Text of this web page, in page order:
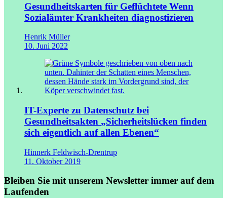
Gesundheitskarten für Geflüchtete Wenn
Sozialämter Krankheiten diagnostizieren
Henrik Müller
10. Juni 2022
IT-Experte zu Datenschutz bei
Gesundheitsakten „Sicherheitslücken finden
sich eigentlich auf allen Ebenen“
Hinnerk Feldwisch-Drentrup
11. Oktober 2019
Bleiben Sie mit unserem Newsletter immer auf dem
Laufenden